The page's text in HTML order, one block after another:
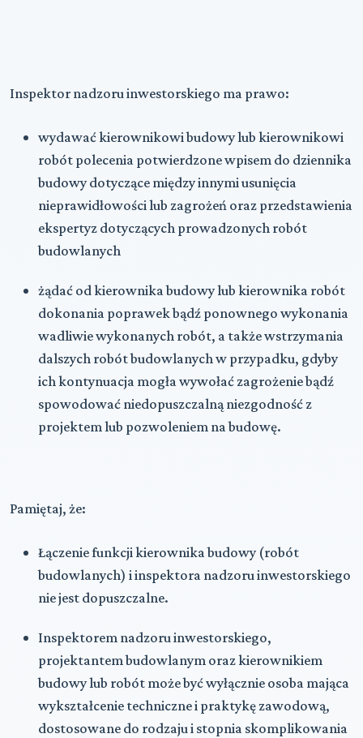
Inspektor nadzoru inwestorskiego ma prawo:
wydawać kierownikowi budowy lub kierownikowi
robót polecenia potwierdzone wpisem do dziennika
budowy dotyczące między innymi usunięcia
nieprawidłowości lub zagrożeń oraz przedstawienia
ekspertyz dotyczących prowadzonych robót
budowlanych
żądać od kierownika budowy lub kierownika robót
dokonania poprawek bądź ponownego wykonania
wadliwie wykonanych robót, a także wstrzymania
dalszych robót budowlanych w przypadku, gdyby
ich kontynuacja mogła wywołać zagrożenie bądź
spowodować niedopuszczalną niezgodność z
projektem lub pozwoleniem na budowę.
Pamiętaj, że:
Łączenie funkcji kierownika budowy (robót
budowlanych) i inspektora nadzoru inwestorskiego
nie jest dopuszczalne.
Inspektorem nadzoru inwestorskiego,
projektantem budowlanym oraz kierownikiem
budowy lub robót może być wyłącznie osoba mająca
wykształcenie techniczne i praktykę zawodową,
dostosowane do rodzaju i stopnia skomplikowania